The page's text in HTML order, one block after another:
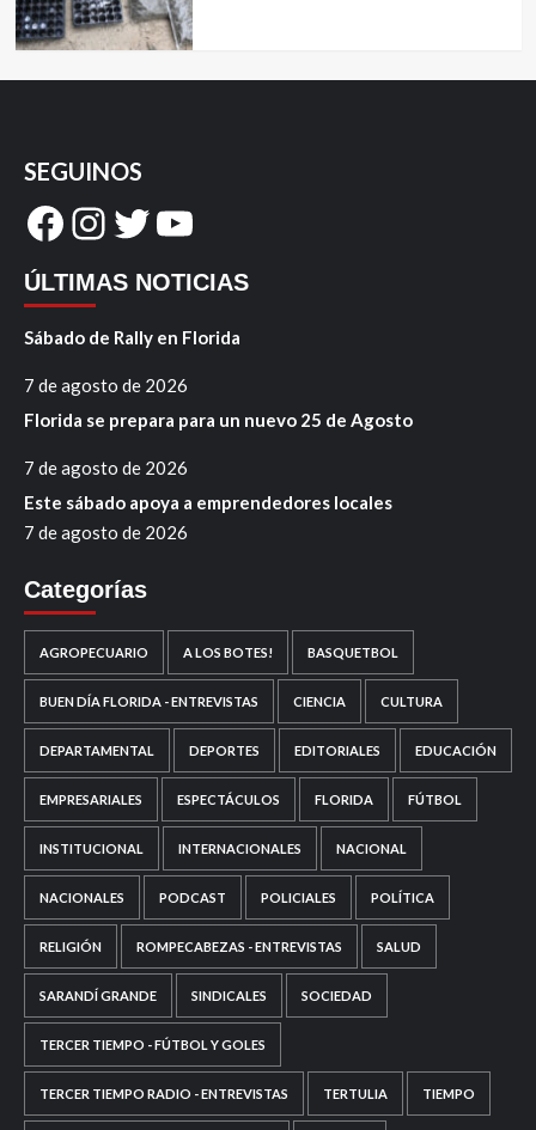
SEGUINOS
Facebook
Instagram
Twitter
YouTube
ÚLTIMAS NOTICIAS
Sábado de Rally en Florida
7 de agosto de 2026
Florida se prepara para un nuevo 25 de Agosto
7 de agosto de 2026
Este sábado apoya a emprendedores locales
7 de agosto de 2026
Categorías
AGROPECUARIO A LOS BOTES! BASQUETBOL
BUEN DÍA FLORIDA - ENTREVISTAS CIENCIA CULTURA
DEPARTAMENTAL DEPORTES EDITORIALES EDUCACIÓN
EMPRESARIALES ESPECTÁCULOS FLORIDA FÚTBOL
INSTITUCIONAL INTERNACIONALES NACIONAL
NACIONALES PODCAST POLICIALES POLÍTICA
RELIGIÓN ROMPECABEZAS - ENTREVISTAS SALUD
SARANDÍ GRANDE SINDICALES SOCIEDAD
TERCER TIEMPO - FÚTBOL Y GOLES
TERCER TIEMPO RADIO - ENTREVISTAS TERTULIA TIEMPO